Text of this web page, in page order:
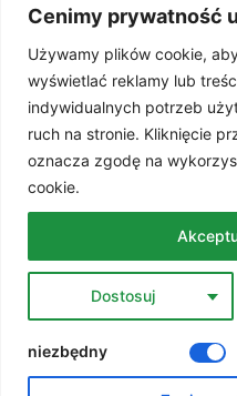
Cenimy prywatność
Używamy plików cookie,
wyświetlać reklamy lub
indywidualnych potrzeb
ruch na stronie. Kliknięcie
oznacza zgodę na
cookie.
Dostosuj
niezbędny
Regulaminy
BIP
RODO
Polityka prywatności
STANDARDY OCHRONY
Facebook